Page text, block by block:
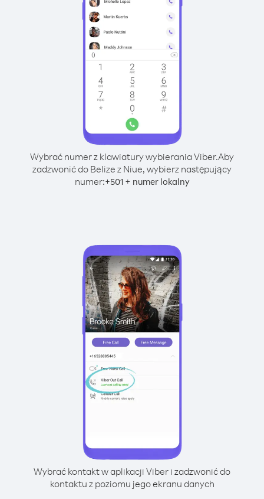
Wybrać numer z klawiatury wybierania Viber.Aby
zadzwonić do Belize z Niue, wybierz następujący
numer:+501+ numer lokalny
Wybrać kontakt w aplikacji Viber i zadzwonić do
kontaktu z poziomu jego ekranu danych